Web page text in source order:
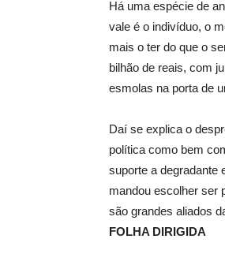
Há uma espécie de
vale é o indivíduo, o
mais o ter do que o
bilhão de reais, com
esmolas na porta de
Daí se explica o
política como bem
suporte a degradante
mandou escolher ser
são grandes aliados
FOLHA DIRIGIDA